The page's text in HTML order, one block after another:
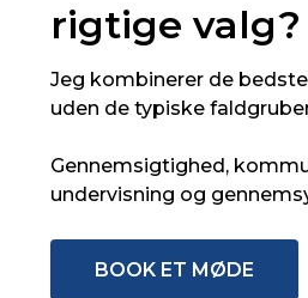
rigtige valg?
Jeg kombinerer de
uden de typiske
Gennemsigtighed,
undervisning og
BOOK ET MØDE